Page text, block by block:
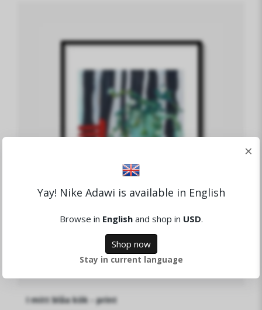
I mitt blåa kök - print
×
Yay! Nike Adawi is available in English
Browse in Englishand shop in USD.
Shop now
Stay in current language